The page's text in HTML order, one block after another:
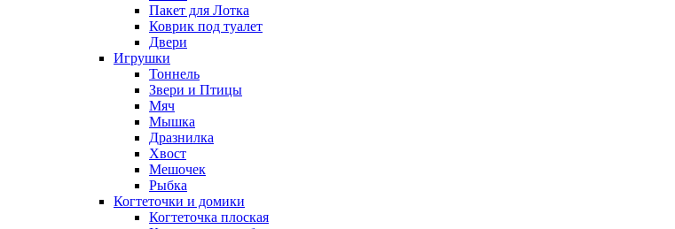
Пакет для Лотка
Коврик под туалет
Двери
Игрушки
Тоннель
Звери и Птицы
Мяч
Мышка
Дразнилка
Хвост
Мешочек
Рыбка
Когтеточки и домики
Когтеточка плоская